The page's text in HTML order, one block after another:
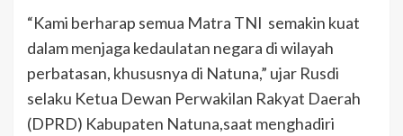
“Kami berharap semua Matra TNI semakin kuat
dalam menjaga kedaulatan negara di wilayah
perbatasan, khususnya di Natuna,” ujar Rusdi
selaku Ketua Dewan Perwakilan Rakyat Daerah
(DPRD) Kabupaten Natuna,saat menghadiri